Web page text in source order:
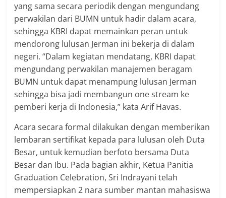
yang sama secara periodik dengan mengundang
perwakilan dari BUMN untuk hadir dalam acara,
sehingga KBRI dapat memainkan peran untuk
mendorong lulusan Jerman ini bekerja di dalam
negeri. “Dalam kegiatan mendatang, KBRI dapat
mengundang perwakilan manajemen beragam
BUMN untuk dapat menampung lulusan Jerman
sehingga bisa jadi membangun one stream ke
pemberi kerja di Indonesia,” kata Arif Havas.
Acara secara formal dilakukan dengan memberikan
lembaran sertifikat kepada para lulusan oleh Duta
Besar, untuk kemudian berfoto bersama Duta
Besar dan Ibu. Pada bagian akhir, Ketua Panitia
Graduation Celebration, Sri Indrayani telah
mempersiapkan 2 nara sumber mantan mahasiswa